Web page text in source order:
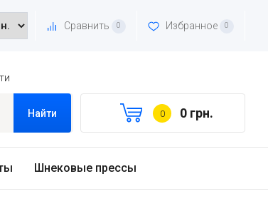
Сравнить 0 Избранное 0
Найти 0 0 грн.
Шнековые прессы